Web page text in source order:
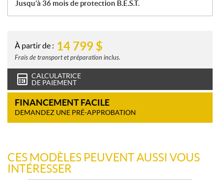
Jusqu’à 36 mois de protection B.E.S.T.
À partir de : 14 799 $
Frais de transport et préparation inclus.
CALCULATRICE
DE PAIEMENT
FINANCEMENT FACILE
DEMANDEZ UNE PRÉ-APPROBATION
CES MODÈLES PEUVENT AUSSI VOUS
INTÉRESSER